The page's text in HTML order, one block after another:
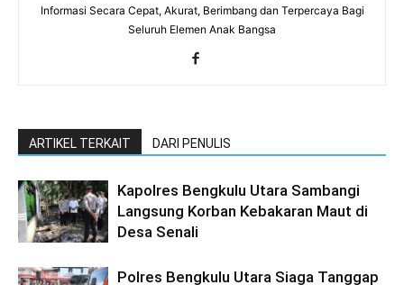
Informasi Secara Cepat, Akurat, Berimbang dan Terpercaya Bagi
Seluruh Elemen Anak Bangsa
ARTIKEL TERKAIT DARI PENULIS
Kapolres Bengkulu Utara Sambangi
Langsung Korban Kebakaran Maut di
Desa Senali
Polres Bengkulu Utara Siaga Tanggap